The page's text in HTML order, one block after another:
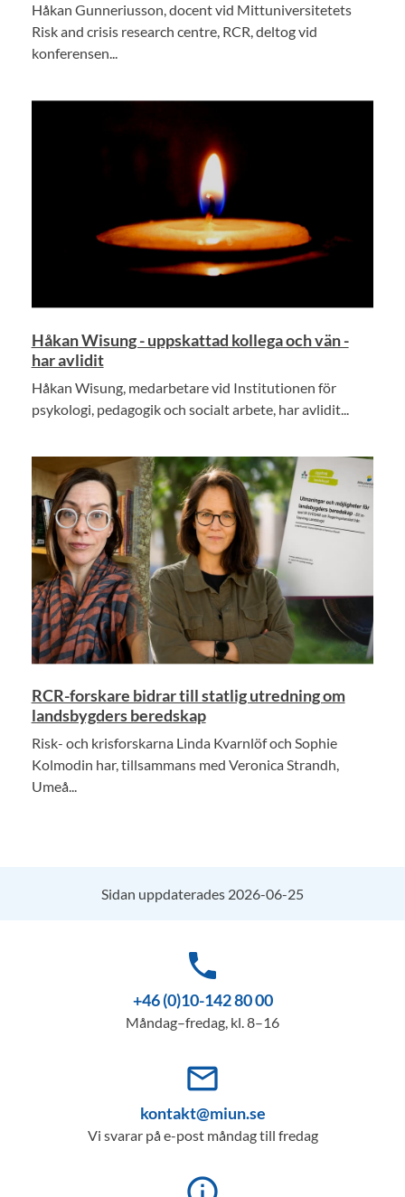
Håkan Gunneriusson, docent vid Mittuniversitetets
Risk and crisis research centre, RCR, deltog vid
konferensen...
Håkan Wisung - uppskattad kollega och vän -
har avlidit
Håkan Wisung, medarbetare vid Institutionen för
psykologi, pedagogik och socialt arbete, har avlidit...
RCR-forskare bidrar till statlig utredning om
landsbygders beredskap
Risk- och krisforskarna Linda Kvarnlöf och Sophie
Kolmodin har, tillsammans med Veronica Strandh,
Umeå...
Sidan uppdaterades 2026-06-25
phone
+46 (0)10-142 80 00
Måndag–fredag, kl. 8–16
mail_outline
kontakt@miun.se
Vi svarar på e-post måndag till fredag